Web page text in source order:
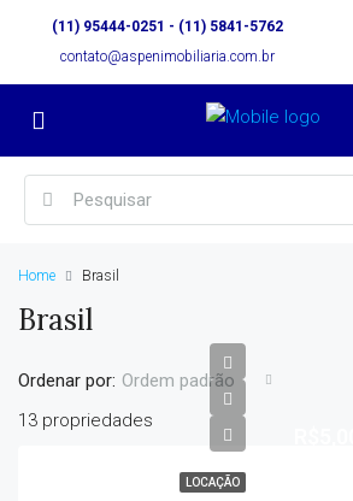
(11) 95444-0251 - (11) 5841-5762
contato@aspenimobiliaria.com.br
Home Brasil
Brasil
13 propriedades
Ordenar por: Ordem padrão
LOCAÇÃO